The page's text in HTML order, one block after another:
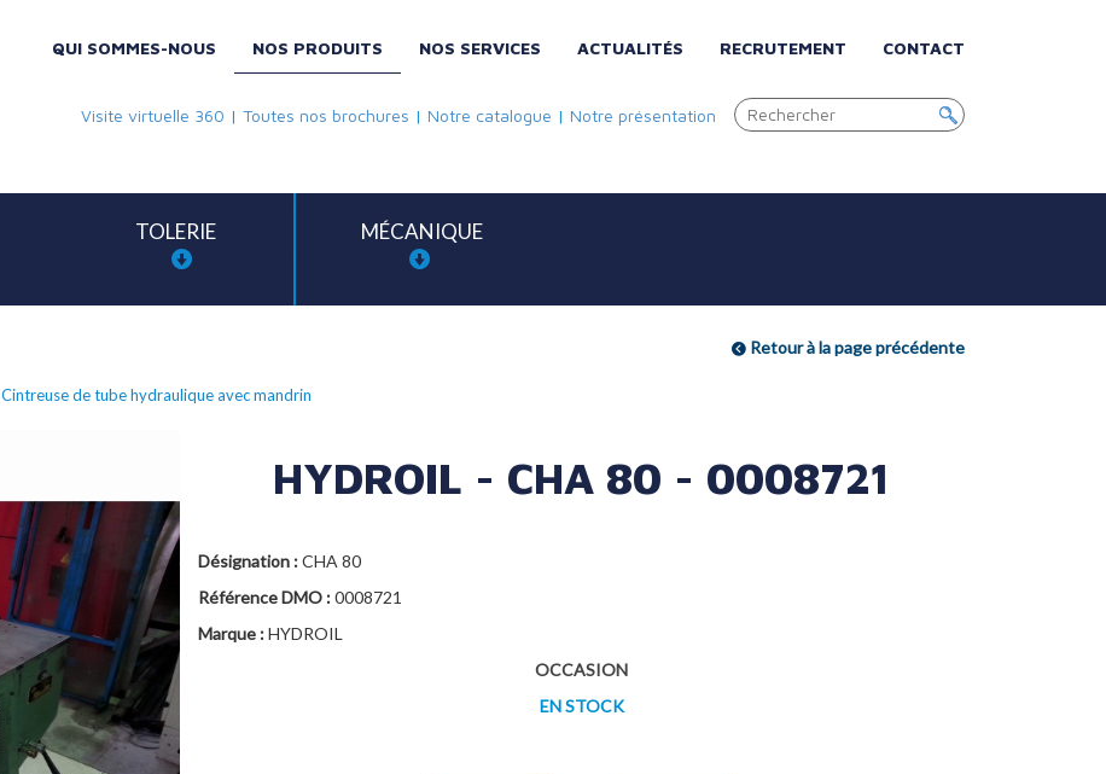
QUI SOMMES-NOUS NOS PRODUITS NOS SERVICES ACTUALITÉS RECRUTEMENT CONTACT
Visite virtuelle 360 | Toutes nos brochures | Notre catalogue | Notre présentation
TOLERIE MÉCANIQUE
Retour à la page précédente
Cintreuse de tube hydraulique avec mandrin
HYDROIL - CHA 80 - 0008721
Désignation :CHA 80
Référence DMO :0008721
Marque :HYDROIL
OCCASION
EN STOCK